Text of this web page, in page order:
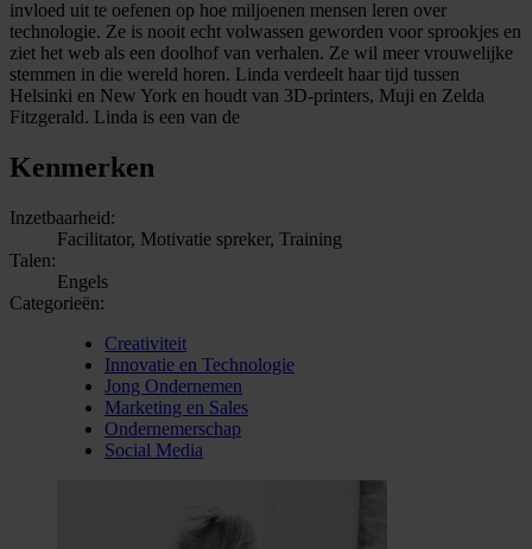
invloed uit te oefenen op hoe miljoenen mensen leren over
technologie. Ze is nooit echt volwassen geworden voor sprookjes en
ziet het web als een doolhof van verhalen. Ze wil meer vrouwelijke
stemmen in die wereld horen. Linda verdeelt haar tijd tussen
Helsinki en New York en houdt van 3D-printers, Muji en Zelda
Fitzgerald. Linda is een van de
Kenmerken
Inzetbaarheid:
Facilitator, Motivatie spreker, Training
Talen:
Engels
Categorieën:
Creativiteit
Innovatie en Technologie
Jong Ondernemen
Marketing en Sales
Ondernemerschap
Social Media